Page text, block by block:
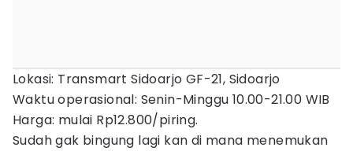
Lokasi: Transmart Sidoarjo GF-21, Sidoarjo
Waktu operasional: Senin-Minggu 10.00-21.00 WIB
Harga: mulai Rp12.800/piring.
Sudah gak bingung lagi kan di mana menemukan